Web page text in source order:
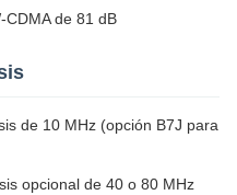
CDMA de 81 dB
de 10 MHz (opción B7J para
opcional de 40 o 80 MHz